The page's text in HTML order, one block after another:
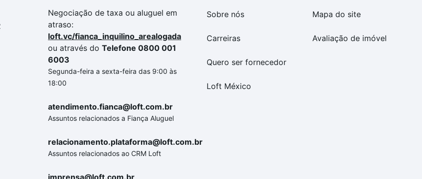
Negociação de taxa ou aluguel em
atraso:
loft.vc/fianca_inquilino_arealogada
ou através do Telefone 0800 001
6003
Segunda-feira a sexta-feira das 9:00 às
18:00
atendimento.fianca@loft.com.br
Assuntos relacionados a Fiança Aluguel
relacionamento.plataforma@loft.com.br
Assuntos relacionados ao CRM Loft
imprensa@loft.com.br
Sobre nós
Carreiras
Quero ser fornecedor
Loft México
Mapa do site
Avaliação de imóvel